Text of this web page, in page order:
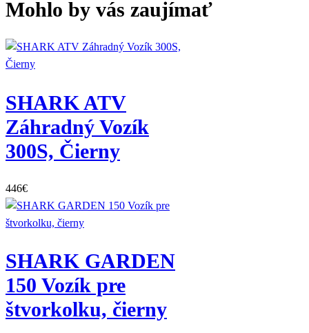
Mohlo by vás zaujímať
SHARK ATV
Záhradný Vozík
300S, Čierny
446€
SHARK GARDEN
150 Vozík pre
štvorkolku, čierny